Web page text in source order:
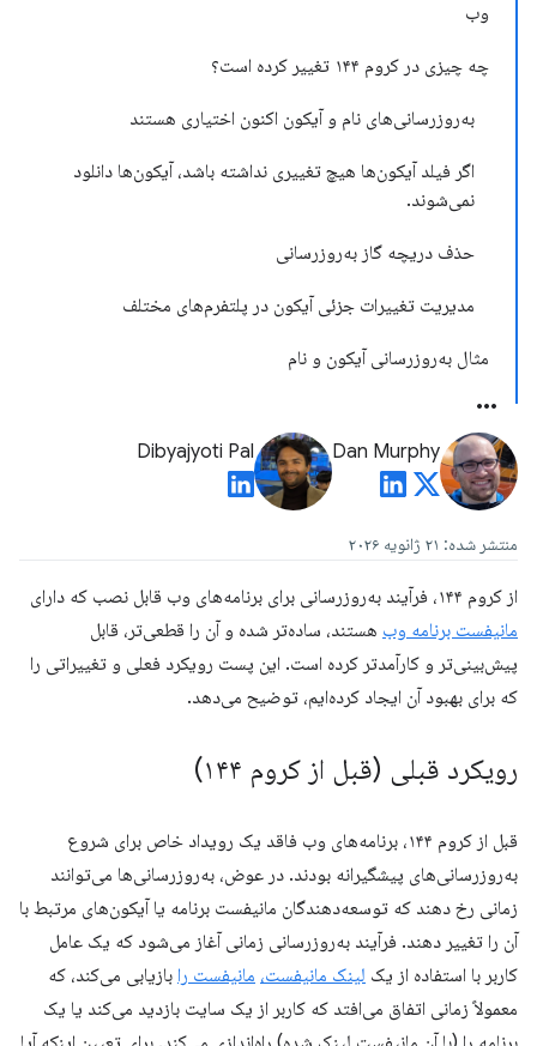
وب
چه چیزی در کروم ۱۴۴ تغییر کرده است؟
به‌روزرسانی‌های نام و آیکون اکنون اختیاری هستند
اگر فیلد آیکون‌ها هیچ تغییری نداشته باشد، آیکون‌ها دانلود
نمی‌شوند.
حذف دریچه گاز به‌روزرسانی
مدیریت تغییرات جزئی آیکون در پلتفرم‌های مختلف
مثال به‌روزرسانی آیکون و نام
Dan Murphy
Dibyajyoti Pal
منتشر شده: ۲۱ ژانویه ۲۰۲۶
از کروم ۱۴۴، فرآیند به‌روزرسانی برای برنامه‌های وب قابل نصب که دارای
مانیفست برنامه وب هستند، ساده‌تر شده و آن را قطعی‌تر، قابل
پیش‌بینی‌تر و کارآمدتر کرده است. این پست رویکرد فعلی و تغییراتی را
که برای بهبود آن ایجاد کرده‌ایم، توضیح می‌دهد.
رویکرد قبلی (قبل از کروم ۱۴۴)
قبل از کروم ۱۴۴، برنامه‌های وب فاقد یک رویداد خاص برای شروع
به‌روزرسانی‌های پیشگیرانه بودند. در عوض، به‌روزرسانی‌ها می‌توانند
زمانی رخ دهند که توسعه‌دهندگان مانیفست برنامه یا آیکون‌های مرتبط با
آن را تغییر دهند. فرآیند به‌روزرسانی زمانی آغاز می‌شود که یک عامل
کاربر با استفاده از یک لینک مانیفست، مانیفست را بازیابی می‌کند، که
معمولاً زمانی اتفاق می‌افتد که کاربر از یک سایت بازدید می‌کند یا یک